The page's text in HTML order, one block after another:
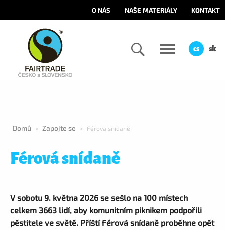
O NÁS NAŠE MATERIÁLY KONTAKT
cs sk
Domů > Zapojte se > Férová snídaně
Férová snídaně
V sobotu 9. května 2026 se sešlo na 100 místech
celkem 3663 lidí, aby komunitním piknikem podpořili
pěstitele ve světě. Příští Férová snídaně proběhne opět